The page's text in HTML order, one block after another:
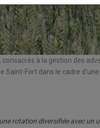
à la gestion des
Saint-Fort dans le cadre
rotation diversifiée avec